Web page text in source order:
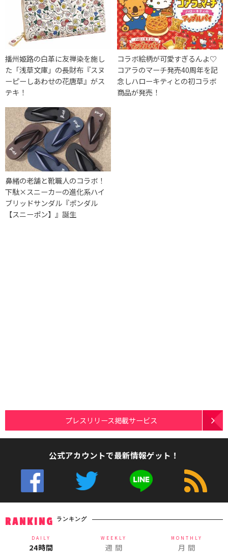
播州姫路の白革に友禅染を施し
た「浅草文庫」の長財布『スヌ
ーピーしあわせの花唐草』がス
テキ！
コラボ絵柄が可愛すぎるんよ♡
コアラのマーチ発売40周年を記
念しハローキティとの初コラボ
商品が発売！
鼻緒の老舗と靴職人のコラボ！
下駄×スニーカーの進化系ハイ
ブリッドサンダル『ポンダル
【スニーポン】』誕生
プレスリリース掲載サービス
公式アカウントで最新情報ゲット！
RANKING ランキング
DAILY
24時間
WEEKLY
週 間
MONTHLY
月 間